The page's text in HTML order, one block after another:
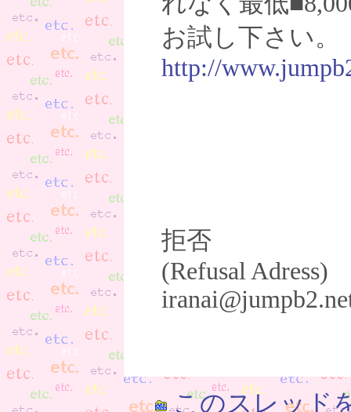
お試し下さい。
http://
拒否
(Refusal Adress)
このスレッド